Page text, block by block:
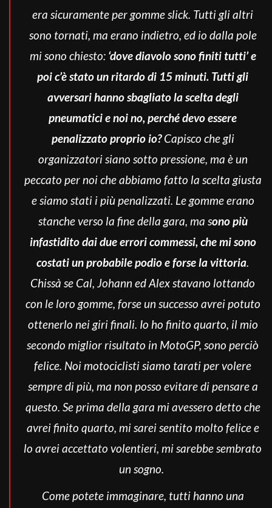
era sicuramente per gomme slick. Tutti gli altri
sono tornati, ma erano indietro, ed io dalla pole
mi sono chiesto:‘dove diavolo sono finiti tutti’ e
poi c’è stato un ritardo di 15 minuti. Tutti gli
avversari hanno sbagliato la scelta degli
pneumatici e noi no, perché devo essere
penalizzato proprio io?Capisco che gli
organizzatori siano sotto pressione, ma è un
peccato per noi che abbiamo fatto la scelta giusta
e siamo stati i più penalizzati. Le gomme erano
stanche verso la fine della gara, ma sono più
infastidito dai due errori commessi, che mi sono
costati un probabile podio e forse la vittoria.
Chissà se Cal, Johann ed Alex stavano lottando
con le loro gomme, forse un successo avrei potuto
ottenerlo nei giri finali. Io ho finito quarto, il mio
secondo miglior risultato in MotoGP, sono perciò
felice. Noi motociclisti siamo tarati per volere
sempre di più, ma non posso evitare di pensare a
questo. Se prima della gara mi avessero detto che
avrei finito quarto, mi sarei sentito molto felice e
lo avrei accettato volentieri, mi sarebbe sembrato
un sogno.
Come potete immaginare, tutti hanno una